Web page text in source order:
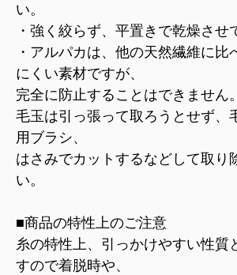
い。
・強く絞らず、平置きで乾燥させ
・アルパカは、他の天然繊維に比
にくい素材ですが、
完全に防止することはできません。
毛玉は引っ張って取ろうとせず、
用ブラシ、
はさみでカットするなどして取り
い。
■商品の特性上のご注意
糸の特性上、引っかけやすい性質
すので着脱時や、